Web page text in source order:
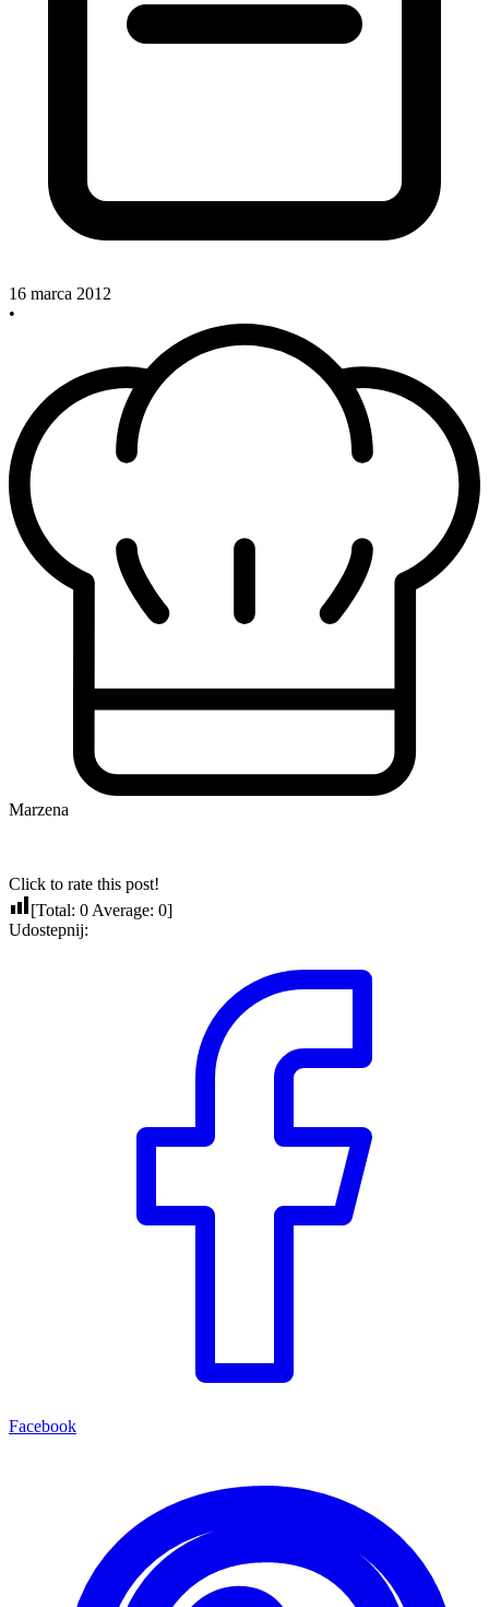
16 marca 2012
•
Marzena
Click to rate this post!
[Total: 0 Average: 0]
Udostepnij:
Facebook